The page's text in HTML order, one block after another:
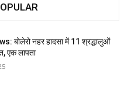
बोलेरो नहर हादसा में 11 श्रद्धालुओं
एक लापता